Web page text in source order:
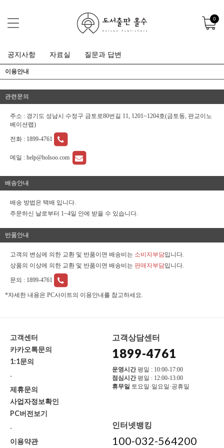
0
공지사항 자료실 질문과 답변
이용안내
관련문의
주소 : 경기도 성남시 수정구 금토로80번길 11, 1201~1204호(금토동, 판교이노
베이션랩)
전화 : 1899-4761
메일 : help@holsoo.com
배송안내
배송 방법은 택배 입니다.
주문하신 날로부터 1~4일 안에 받을 수 있습니다.
반품안내
고객의 변심에 의한 교환 및 반품이면 배송비는 소비자부담입니다.
상품의 이상에 의한 교환 및 반품이면 배송비는 판매자부담입니다.
문의 : 1899-4761
*자세한 내용은 PC사이트의 이용안내를 참고하세요.
고객센터
카카오톡문의
1:1문의
-
제휴문의
사업자정보확인
PC버전보기
-
이용약관
고객상담센터
1899-4761
운영시간평일 : 10:00-17:00
점심시간평일 : 12:00-13:00
휴무일 토요일·일요일·공휴일
인터넷뱅킹
100-032-564200